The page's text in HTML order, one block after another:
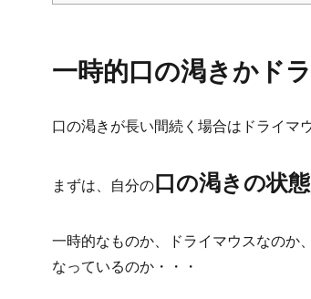
一時的口の渇きかド
口の渇きが長い間続く場合はドライマ
まずは、自分の口の渇きの状
一時的なものか、ドライマウスなのか
なっているのか・・・